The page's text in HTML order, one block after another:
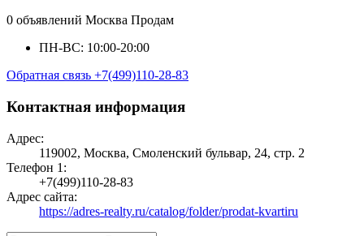
0 объявлений Москва Продам
ПН-ВС: 10:00-20:00
Обратная связь +7(499)110-28-83
Контактная информация
Адрес:
119002, Москва, Смоленский бульвар, 24, стр. 2
Телефон 1:
+7(499)110-28-83
Адрес сайта:
https://adres-realty.ru/catalog/folder/prodat-kvartiru